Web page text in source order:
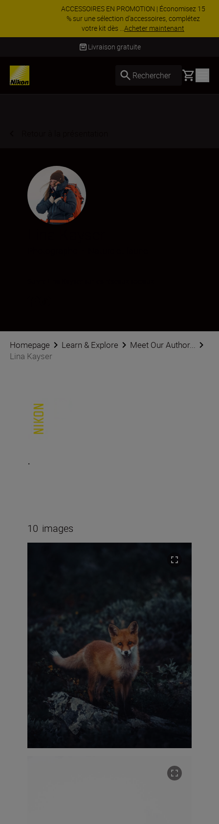
ACCESSOIRES EN PROMOTION | Économisez 15
% sur une sélection d’accessoires, complétez
votre kit dès ...Acheter maintenant
Livraison sous 4 à 6 jours ouvrés
Rechercher Basket
Homepage Learn & Explore
Meet Our Author...
Lina Kayser
.
10 images